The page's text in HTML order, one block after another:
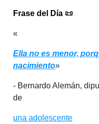
Frase del Día 📜
«
Ella no es menor,
nacimiento»
- Bernardo Alemán,
de
una adolescente